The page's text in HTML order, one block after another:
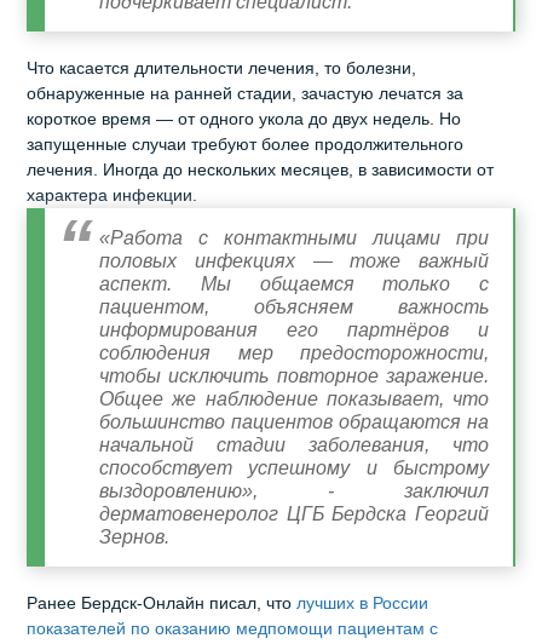
Что касается длительности лечения, то болезни,
обнаруженные на ранней стадии, зачастую лечатся за
короткое время — от одного укола до двух недель. Но
запущенные случаи требуют более продолжительного
лечения. Иногда до нескольких месяцев, в зависимости от
характера инфекции.
«Работа с контактными лицами при
половых инфекциях — тоже важный
аспект. Мы общаемся только с
пациентом, объясняем важность
информирования его партнёров и
соблюдения мер предосторожности,
чтобы исключить повторное заражение.
Общее же наблюдение показывает, что
большинство пациентов обращаются на
начальной стадии заболевания, что
способствует успешному и быстрому
выздоровлению», - заключил
дерматовенеролог ЦГБ Бердска Георгий
Зернов.
Ранее Бердск-Онлайн писал, что лучших в России
показателей по оказанию медпомощи пациентам с